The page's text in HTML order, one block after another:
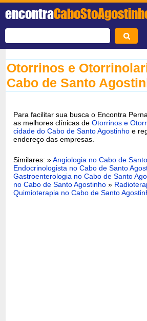
encontra
Otorrinos e
Cabo de Santo
Para facilitar sua busca o Encontra
as melhores clínicas deOtorrinos e
cidade do Cabo de Santo Agostinho e
endereço das empresas.
Similares: »Angiologia no Cabo de
Endocrinologista no Cabo de Santo
Gastroenterologia no Cabo de Santo
no Cabo de Santo Agostinho »
Quimioterapia no Cabo de Santo